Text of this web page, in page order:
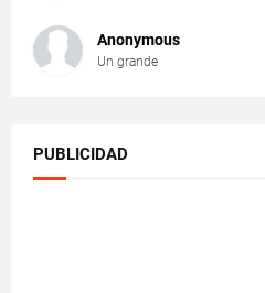
Anonymous
Un grande
PUBLICIDAD